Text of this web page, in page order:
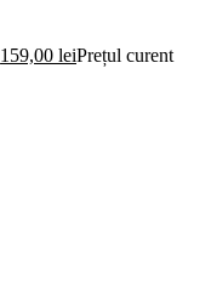
159,00 leiPrețul curent